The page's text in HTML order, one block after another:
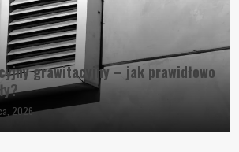
grawitacyjny – jak prawidłowo
2026